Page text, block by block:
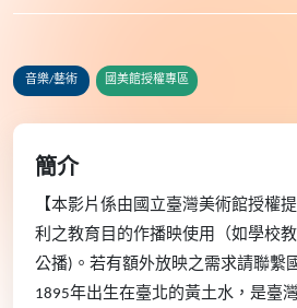
音樂/藝術 國美館授權專區
簡介
【本影片係由國立臺灣美術館授權
利之教育目的作播映使用（如學校
公播)。若有額外放映之需求請聯繫
1895年出生在臺北的黃土水，是臺